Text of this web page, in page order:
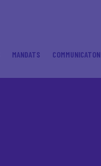
MANDATS COMMUNICATON